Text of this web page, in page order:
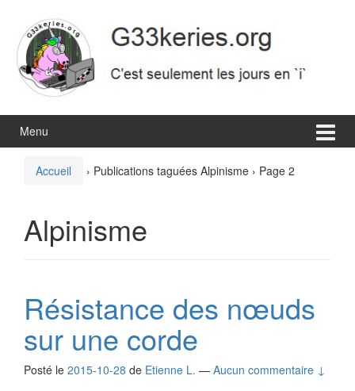
contenu
menu
principal
Menu
Accueil › Publications taguées Alpinisme › Page 2
Alpinisme
Résistance des nœuds
sur une corde
Posté le 2015-10-28 de Etienne L. — Aucun commentaire ↓